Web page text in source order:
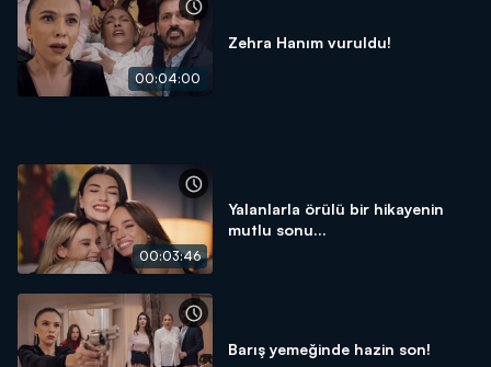
00:04:00
Zehra Hanım vuruldu!
00:03:46
Yalanlarla örülü bir hikayenin
mutlu sonu...
Barış yemeğinde hazin son!